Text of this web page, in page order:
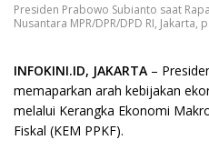
Presiden Prabowo Subianto saat
Nusantara MPR/DPR/DPD RI,
INFOKINI.ID, JAKARTA –
memaparkan arah kebijakan
melalui Kerangka Ekonomi
Fiskal (KEM PPKF).